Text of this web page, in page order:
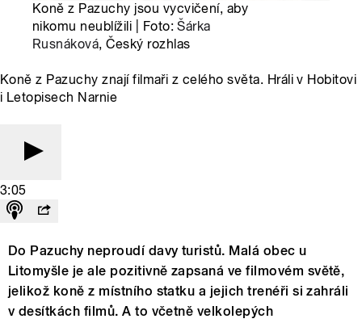
Koně z Pazuchy jsou vycvičení, aby
nikomu neublížili | Foto:Šárka
Rusnáková, Český rozhlas
Koně z Pazuchy znají filmaři z celého světa. Hráli v Hobitovi
i Letopisech Narnie
3:05
Do Pazuchy neproudí davy turistů. Malá obec u
Litomyšle je ale pozitivně zapsaná ve filmovém světě,
jelikož koně z místního statku a jejich trenéři si zahráli
v desítkách filmů. A to včetně velkolepých